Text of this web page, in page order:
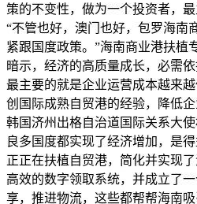
策的不变性，做为一个投资者，
“不管也好，澳门也好，包罗海南
紧跟国度政策。”海南商业港扶植
暗示，经济的高质量成长，必需
最主要的就是企业运营成本越来
创国际成熟自贸港的经验，降低
韩国济州出格自治道国际关系大
良多国度都实现了经济增加，是
正正在扶植自贸港，简化并实现
高效的数字领取系统，并成立了
享，推进物流，这些都帮帮海南